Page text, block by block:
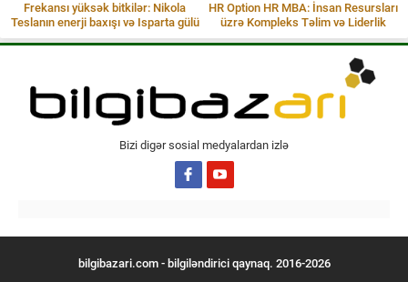
Frekansı yüksək bitkilər: Nikola
Teslanın enerji baxışı və Isparta gülü
HR Option HR MBA: İnsan Resursları
üzrə Kompleks Təlim və Liderlik
İnkişafı
Bizi digər sosial medyalardan izlə
bilgibazari.com - bilgiləndirici qaynaq. 2016-2026